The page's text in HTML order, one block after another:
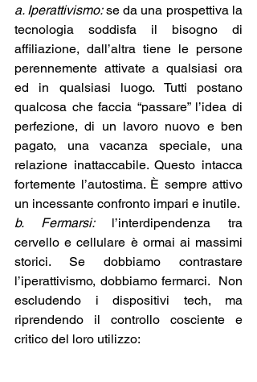
a. Iperattivismo: se da una prospettiva la
tecnologia soddisfa il bisogno di
affiliazione, dall’altra tiene le persone
perennemente attivate a qualsiasi ora
ed in qualsiasi luogo. Tutti postano
qualcosa che faccia “passare” l’idea di
perfezione, di un lavoro nuovo e ben
pagato, una vacanza speciale, una
relazione inattaccabile. Questo intacca
fortemente l’autostima. È sempre attivo
un incessante confronto impari e inutile.
b. Fermarsi: l’interdipendenza tra
cervello e cellulare è ormai ai massimi
storici. Se dobbiamo contrastare
l’iperattivismo, dobbiamo fermarci.  Non
escludendo i dispositivi tech, ma
riprendendo il controllo cosciente e
critico del loro utilizzo: